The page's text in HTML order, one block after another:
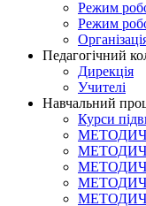
Режим
Режим
Педагогічний
Дирекція
Учителі
Навчальний
Курси